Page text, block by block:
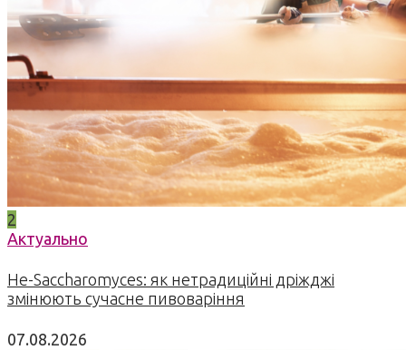
2
Актуально
Не-Saccharomyces: як нетрадиційні дріжджі
змінюють сучасне пивоваріння
07.08.2026